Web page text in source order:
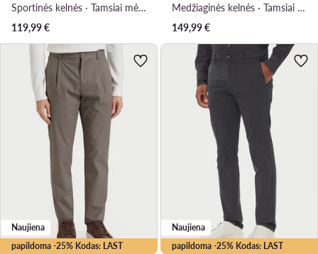
Sportinės kelnės · Tamsiai mėlyna · Regular Fit
119,99€
Medžiaginės kelnės · Tamsiai mėlyna · Regular Fit
149,99€
papildoma -25% Kodas: LAST
Naujiena
papildoma -25% Kodas: LAST
Naujiena